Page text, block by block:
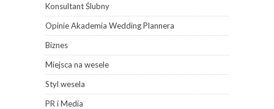
Konsultant Ślubny
Opinie Akademia Wedding Plannera
Biznes
Miejsca na wesele
Styl wesela
PR i Media